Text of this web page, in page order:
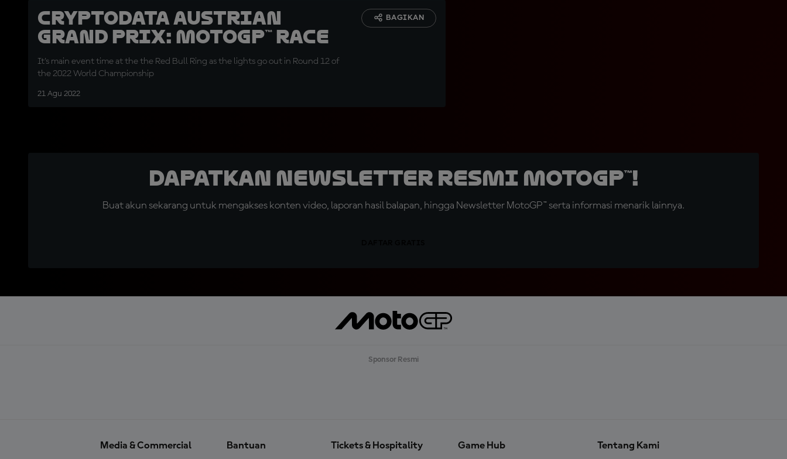
CryptoDATA Austrian
Grand Prix: MotoGP™ Race
It's main event time at the the Red Bull Ring as the lights go out in Round 12 of
the 2022 World Championship
21 Agu 2022
BAGIKAN
Dapatkan Newsletter Resmi MotoGP™!
Buat akun sekarang untuk mengakses konten video, laporan hasil balapan, hingga Newsletter MotoGP™ serta informasi menarik lainnya.
Sponsor Resmi
Media & Commercial Bantuan Tickets & Hospitality Game Hub Tentang Kami